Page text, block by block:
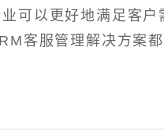
可以更好地满足客户
客服管理解决方案